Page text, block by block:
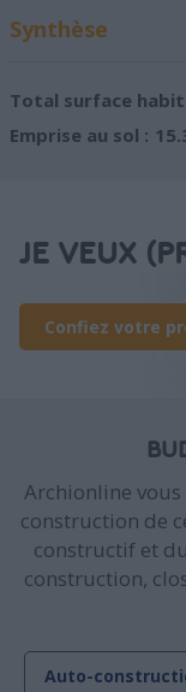
Synthèse
Total surface
Emprise au sol :
JE VEUX
Confiez votre
Archionline
construction de
constructif et
construction,
Auto-